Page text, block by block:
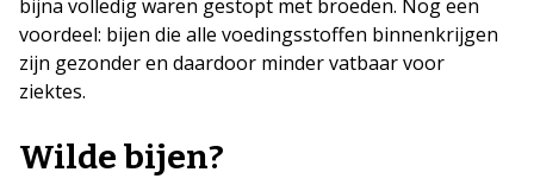
bijna volledig waren gestopt met broeden. Nog een
voordeel: bijen die alle voedingsstoffen binnenkrijgen
zijn gezonder en daardoor minder vatbaar voor
ziektes.
Wilde bijen?